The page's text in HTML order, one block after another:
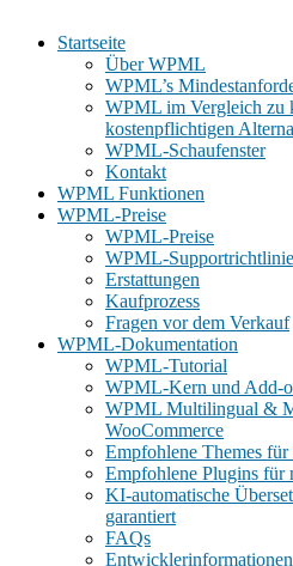
Startseite
Über WPML
WPML’s
WPML im Vergleich zu
kostenpflichtigen
WPML-Schaufenster
Kontakt
WPML Funktionen
WPML-Preise
WPML-Preise
WPML-
Erstattungen
Kaufprozess
Fragen vor dem Verkauf
WPML-Dokumentation
WPML-Tutorial
WPML-Kern und Add-
WPML Multilingual &
WooCommerce
Empfohlene Themes für
Empfohlene Plugins für
KI-automatische
garantiert
FAQs
Entwicklerinformationen